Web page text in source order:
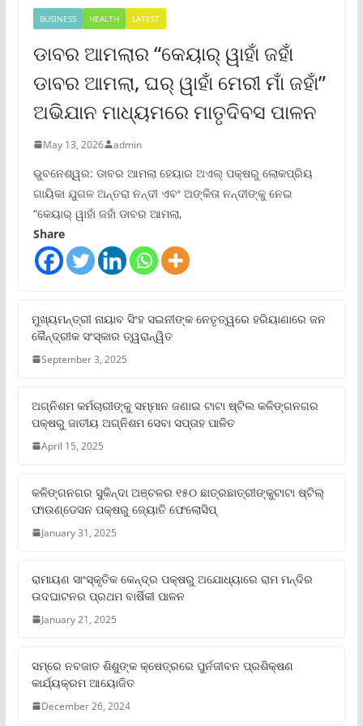
BUSINESS HEALTH LATEST
ଡାବର ଆମଲାର “କେୟାର୍ ୱାହାଁ ଜହାଁ
ଡାବର ଆମଲା, ଘର୍ ୱାହାଁ ମେରୀ ମାଁ ଜହାଁ”
ଅଭିଯାନ ମାଧ୍ୟମରେ ମାତୃଦିବସ ପାଳନ
May 13, 2026 admin
ଭୁବନେଶ୍ୱର: ଡାବର ଆମଲା ହେୟାର ଅଏଲ୍ ପକ୍ଷରୁ ଲୋକପ୍ରିୟ
ଗାୟିକା ଯୁଗଳ ଅନ୍ତରା ନନ୍ଦୀ ଏବଂ ଅଙ୍କିତା ନନ୍ଦୀଙ୍କୁ ନେଇ
“କେୟାର୍ ୱାହାଁ ଜହାଁ ଡାବର ଆମଲା,
Share
ମୁଖ୍ୟମନ୍ତ୍ରୀ ନାୟାବ ସିଂହ ସଇନୀଙ୍କ ନେତୃତ୍ୱରେ ହରିୟାଣାରେ ଜନ
କୈନ୍ଦ୍ରୀକ ସଂସ୍କାର ତ୍ୱରାନ୍ୱିତ
September 3, 2025
ଅଗ୍ନିଶମ କର୍ମଚାରୀଙ୍କୁ ସମ୍ମାନ ଜଣାଇ ଟାଟା ଷ୍ଟିଲ କଳିଙ୍ଗନଗର
ପକ୍ଷରୁ ଜାତୀୟ ଅଗ୍ନିଶମ ସେବା ସପ୍ତାହ ପାଳିତ
April 15, 2025
କଳିଙ୍ଗନଗର ସୁକିନ୍ଦା ଅଞ୍ଚଳର ୧୫୦ ଛାତ୍ରଛାତ୍ରୀଙ୍କୁଟାଟା ଷ୍ଟିଲ୍
ଫାଉଣ୍ଡେସନ ପକ୍ଷରୁ ଜ୍ୟୋତି ଫେଲୋସିପ୍‌
January 31, 2025
ରାମାୟଣ ସାଂସ୍କୃତିକ କେନ୍ଦ୍ର ପକ୍ଷରୁ ଅଯୋଧ୍ୟାରେ ରାମ ମନ୍ଦିର
ଉଦଘାଟନର ପ୍ରଥମ ବାର୍ଷିକୀ ପାଳନ
January 21, 2025
ସମ୍‌ରେ ନବଜାତ ଶିଶୁଙ୍କ କ୍ଷେତ୍ରରେ ପୁର୍ନଜୀବନ ପ୍ରଶିକ୍ଷଣ
କାର୍ଯ୍ୟକ୍ରମ ଆୟୋଜିତ
December 26, 2024